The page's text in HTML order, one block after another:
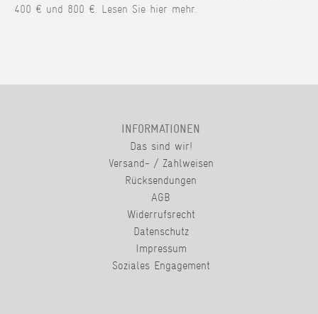
400 € und 800 €. Lesen Sie hier mehr.
INFORMATIONEN
Das sind wir!
Versand- / Zahlweisen
Rücksendungen
AGB
Widerrufsrecht
Datenschutz
Impressum
Soziales Engagement